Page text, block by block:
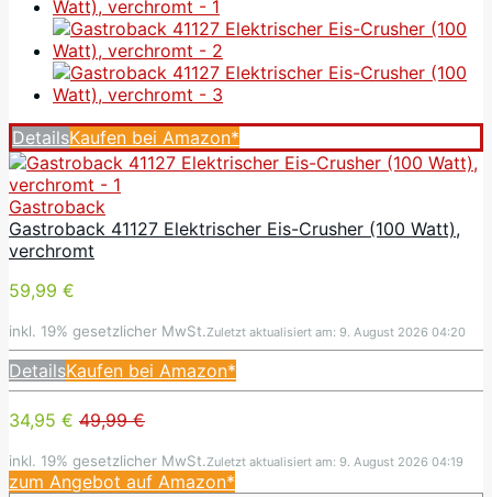
DetailsKaufen bei Amazon*
Gastroback
Gastroback 41127 Elektrischer Eis-Crusher (100 Watt),
verchromt
59,99 €
inkl. 19% gesetzlicher MwSt.Zuletzt aktualisiert am: 9. August 2026 04:20
DetailsKaufen bei Amazon*
34,95 € 49,99 €
inkl. 19% gesetzlicher MwSt.Zuletzt aktualisiert am: 9. August 2026 04:19
zum Angebot auf Amazon*